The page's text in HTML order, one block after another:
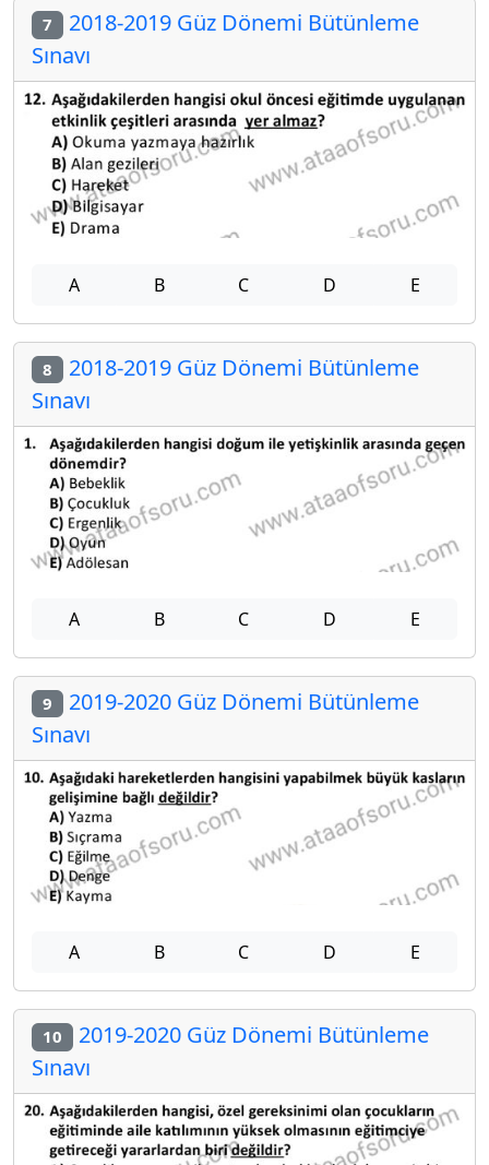
7 2018-2019 Güz Dönemi Bütünleme
Sınavı
A B C D E
8 2018-2019 Güz Dönemi Bütünleme
Sınavı
A B C D E
9 2019-2020 Güz Dönemi Bütünleme
Sınavı
A B C D E
10 2019-2020 Güz Dönemi Bütünleme
Sınavı